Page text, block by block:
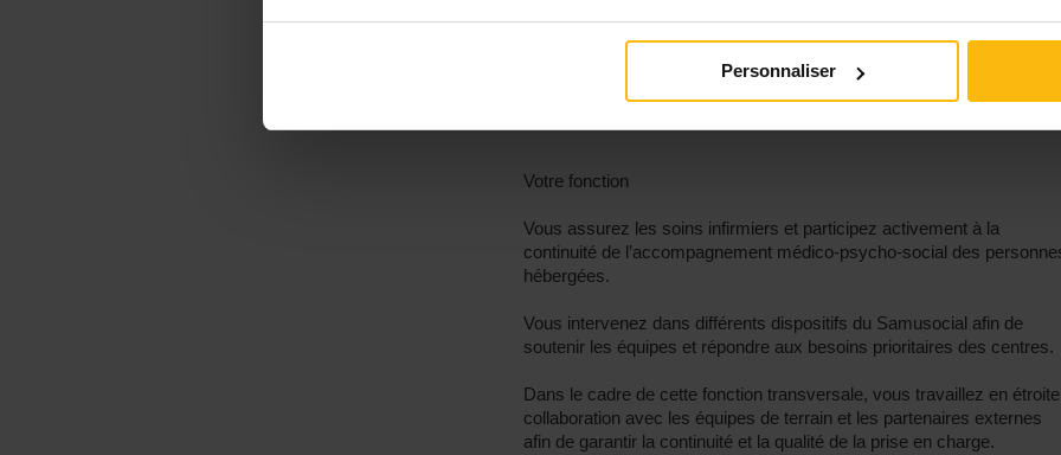
Personnaliser
• Une richesse clinique et humaine. Le poste permet d’aborder des
problématiques médicales, psychosociales et sanitaires variées,
Votre fonction
Vous assurez les soins infirmiers et participez activement à la
continuité de l’accompagnement médico-psycho-social des
hébergées.
Vous intervenez dans différents dispositifs du Samusocial afin de
soutenir les équipes et répondre aux besoins prioritaires des centres.
Dans le cadre de cette fonction transversale, vous travaillez en étroite
collaboration avec les équipes de terrain et les partenaires externes
afin de garantir la continuité et la qualité de la prise en charge.